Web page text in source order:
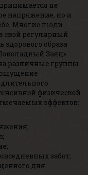
не
напряжение, но и
Многие люди
регулярный
здорового образа
Заяц»
различные группы
физической
эффектов:
забот;
дня.